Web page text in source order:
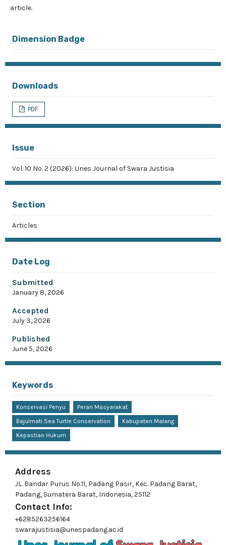
article.
Dimension Badge
Downloads
PDF
Issue
Vol. 10 No. 2 (2026): Unes Journal of Swara Justisia
Section
Articles
Date Log
Submitted
January 8, 2026
Accepted
July 3, 2026
Published
June 5, 2026
Keywords
Konservasi Penyu
Peran Masyarakat
Bajulmati Sea Turtle Conservation
Kabupaten Malang
Kepastian Hukum
Address
JL. Bandar Purus No.11, Padang Pasir, Kec. Padang Barat,
Padang, Sumatera Barat, Indonesia, 25112
Contact Info:
+6285263256164
swarajustisia@unespadang.ac.id